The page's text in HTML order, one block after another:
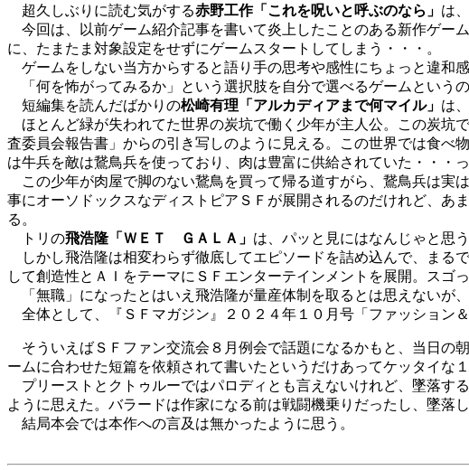
超久しぶりに読む気がする赤野工作「これを呪いと呼ぶのなら」 は
今回は、以前ゲーム紹介記事を書いて炎上したことのある新作ゲー
に、たまたま対象設定をせずにゲームスタートしてしまう・・・。
ゲームをしない当方からすると語り手の思考や感性にちょっと違和
「何を怖がってみるか」という選択肢を自分で選べるゲームという
短編集を読んだばかりの松崎有理「アルカディアまで何マイル」 は
ほとんど緑が失われてた世界の炭坑で働く少年が主人公。この炭坑
査委員会報告書」からの引き写しのように見える。この世界では食べ
は牛兵を敵は鵞鳥兵を使っており、肉は豊富に供給されていた・・・
この少年が肉屋で脚のない鵞鳥を買って帰る道すがら、鵞鳥兵は実
事にオーソドックスなディストピアＳＦが展開されるのだけれど、あ
る。
トリの飛浩隆「ＷＥＴ ＧＡＬＡ」 は、パッと見にはなんじゃと思
しかし飛浩隆は相変わらず徹底してエピソードを詰め込んで、まる
して創造性とＡＩをテーマにＳＦエンターテインメントを展開。スゴっ
「無職」になったとはいえ飛浩隆が量産体制を取るとは思えないが
全体として、『ＳＦマガジン』２０２４年１０月号「ファッション
そういえばＳＦファン交流会８月例会で話題になるかもと、当日の朝
ームに合わせた短篇を依頼されて書いたというだけあってケッタイな１
プリーストとクトゥルーではパロディとも言えないけれど、墜落す
ように思えた。バラードは作家になる前は戦闘機乗りだったし、墜落
結局本会では本作への言及は無かったように思う。